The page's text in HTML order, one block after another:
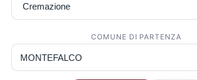
COMUNE DI PARTENZA